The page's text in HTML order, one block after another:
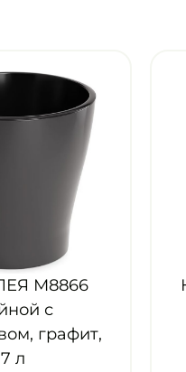
Кашпо ЛЕЙКА 9*4*4,5
140